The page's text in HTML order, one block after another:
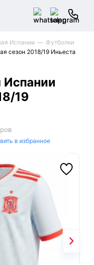
Испании
Футболки
сезон 2018/19 Иньеста
Испании
19
в избранное